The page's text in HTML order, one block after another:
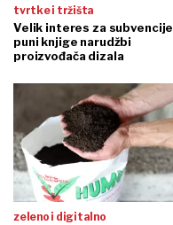
tvrtke i tržišta
Velik interes za subvencije
puni knjige narudžbi
proizvođača dizala
zeleno i digitalno